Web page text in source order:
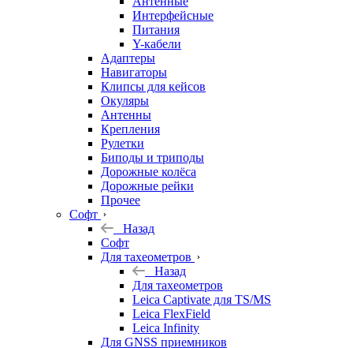
Интерфейсные
Питания
Y-кабели
Адаптеры
Навигаторы
Клипсы для кейсов
Окуляры
Антенны
Крепления
Рулетки
Биподы и триподы
Дорожные колёса
Дорожные рейки
Прочее
Софт
Назад
Софт
Для тахеометров
Назад
Для тахеометров
Leica Captivate для TS/MS
Leica FlexField
Leica Infinity
Для GNSS приемников